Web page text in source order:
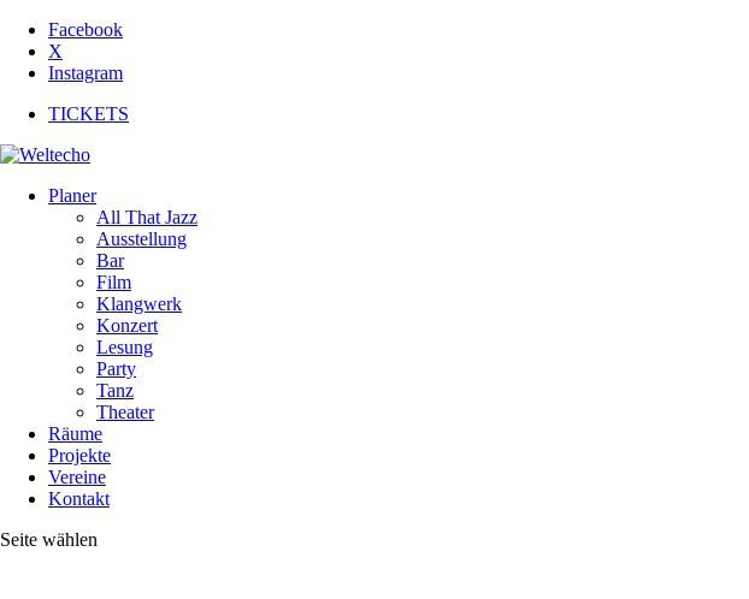
Facebook
X
Instagram
TICKETS
Planer
All That Jazz
Ausstellung
Bar
Film
Klangwerk
Konzert
Lesung
Party
Tanz
Theater
Räume
Projekte
Vereine
Kontakt
Seite wählen